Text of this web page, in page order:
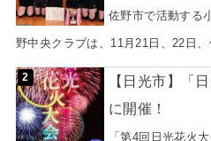
佐野市で活動する
野中央クラブは、11月21日、22日
【日光市】「
に開催！
「第4回日光花火